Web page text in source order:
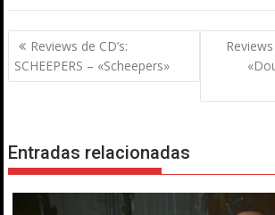
Navegación
de
entradas
Reviews de CD’s:
SCHEEPERS – «Scheepers»
Entradas relacionadas